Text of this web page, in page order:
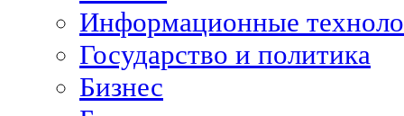
Информационные
Государство и политика
Бизнес